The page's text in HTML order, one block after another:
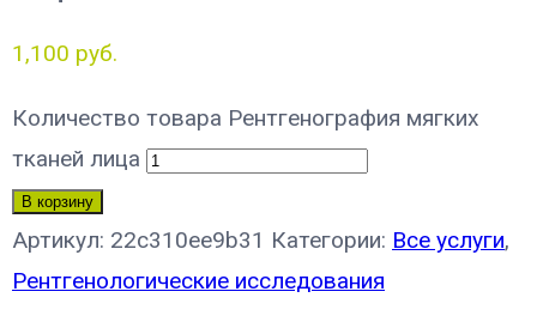
1,100 руб.
Количество товара Рентгенография мягких
тканей лица
В корзину
Артикул: 22c310ee9b31 Категории: Все услуги,
Рентгенологические исследования